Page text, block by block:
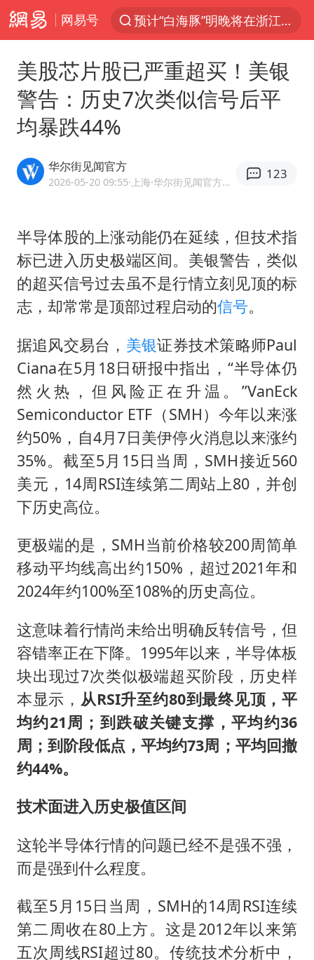
网易号
“电影+”如何激发千亿级消费新活力？
云南一地过火把节意外灼伤16人
台风白海豚实时路径
女子被狗舔脚确诊三级暴露 医生回应
考生称遭第二名花钱劝退 当地再通报
2名小孩玩手机低头幅度近乎折叠
老中医：立秋后养心是关键
福建省泉州市委书记张毅恭接受纪律审查和监察调查
老人离世案亲属质疑记录仪
中医教你一招提升气血
我国外贸延续良好增长态势
欧阳娜娜窦靖童好搭
夯实基础开新局
美股芯片股已严重超买！美银
警告：历史7次类似信号后平
均暴跌44%
华尔街见闻官方
2026-05-20 09:55·上海 ·华尔街见闻官方网易号
123
半导体股的上涨动能仍在延续，但技术指
标已进入历史极端区间。美银警告，类似
的超买信号过去虽不是行情立刻见顶的标
志，却常常是顶部过程启动的信号。
据追风交易台， 美银证券技术策略师Paul
Ciana在5月18日研报中指出，“半导体仍
然火热，但风险正在升温。”VanEck
Semiconductor ETF（SMH）今年以来涨
约50%，自4月7日美伊停火消息以来涨约
35%。截至5月15日当周，SMH接近560
美元，14周RSI连续第二周站上80，并创
下历史高位。
更极端的是，SMH当前价格较200周简单
移动平均线高出约150%，超过2021年和
2024年约100%至108%的历史高位。
这意味着行情尚未给出明确反转信号，但
容错率正在下降。1995年以来，半导体板
块出现过7次类似极端超买阶段，历史样
本显示， 从RSI升至约80到最终见顶，平
均约21周；到跌破关键支撑，平均约36
周；到阶段低点，平均约73周；平均回撤
约44%。
技术面进入历史极值区间
这轮半导体行情的问题已经不是强不强，
而是强到什么程度。
截至5月15日当周，SMH的14周RSI连续
第二周收在80上方。这是2012年以来第
五次周线RSI超过80。传统技术分析中，